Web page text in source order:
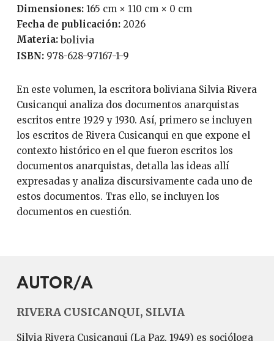
Dimensiones: 165 cm × 110 cm × 0 cm
Fecha de publicación:
2026
Materia:bolivia
ISBN: 978-628-97167-1-9
En este volumen, la escritora boliviana Silvia Rivera
Cusicanqui analiza dos documentos anarquistas
escritos entre 1929 y 1930. Así, primero se incluyen
los escritos de Rivera Cusicanqui en que expone el
contexto histórico en el que fueron escritos los
documentos anarquistas, detalla las ideas allí
expresadas y analiza discursivamente cada uno de
estos documentos. Tras ello, se incluyen los
documentos en cuestión.
AUTOR/A
RIVERA CUSICANQUI, SILVIA
Silvia Rivera Cusicanqui (La Paz, 1949) es socióloga